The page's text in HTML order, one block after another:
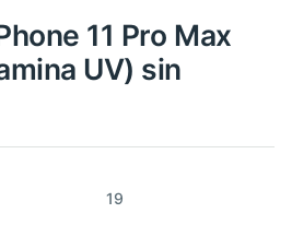
11 Pro Max
UV) sin
19